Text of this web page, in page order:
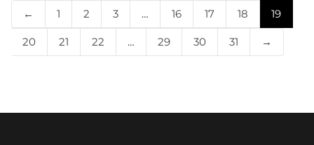
Sandro
Save Style
← 1 2 3 … 16 17 18 19
20 21 22 … 29 30 31 →